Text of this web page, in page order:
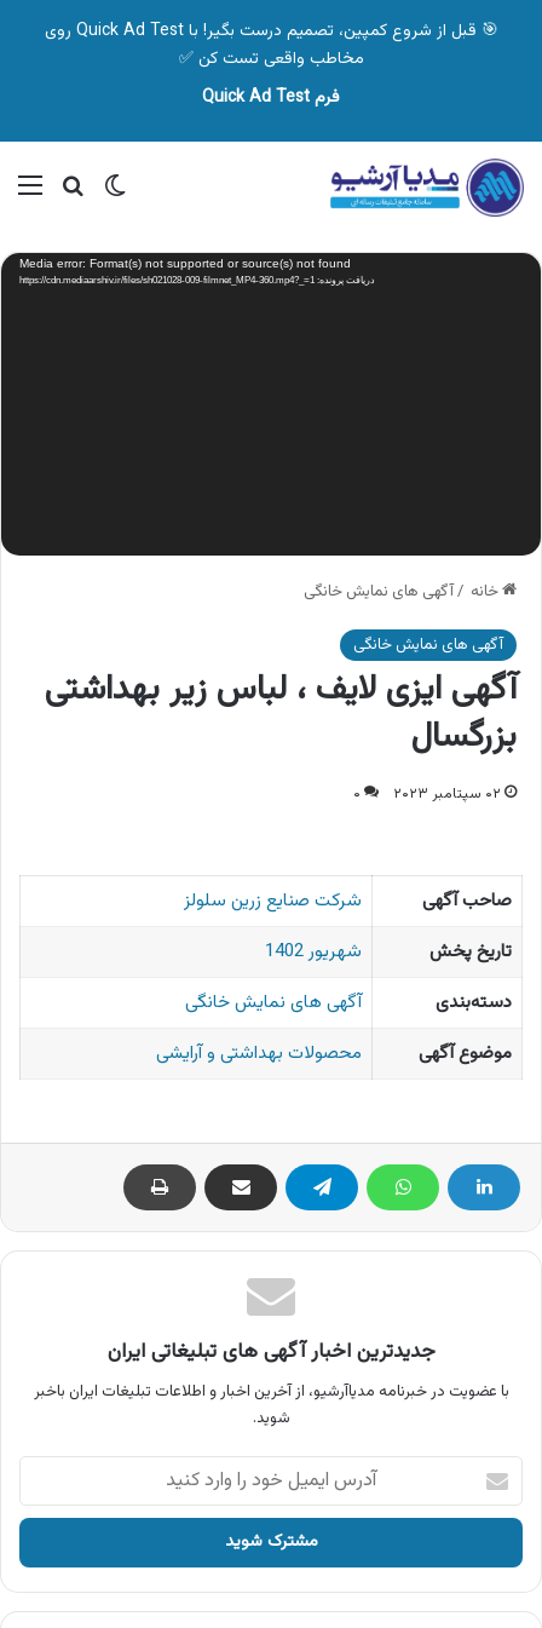
🎯 قبل از شروع کمپین، تصمیم درست بگیر! با Quick Ad Test روی
مخاطب واقعی تست کن ✅
فرم Quick Ad Test
تغییر پوسته
نمایشگر
ویدیو Media error: Format(s) not supported or source(s) not found
دریافت پرونده: https://cdn.mediaarshiv.ir/files/sh021028-009-filmnet_MP4-360.mp4?_=1
خانه /آگهی های نمایش خانگی
آگهی های نمایش خانگی
آگهی ایزی لایف ، لباس زیر بهداشتی
بزرگسال
۰۲ سپتامبر ۲۰۲۳ ۰
صاحب آگهی
شرکت صنایع زرین سلولز
تاریخ پخش
شهریور 1402
دسته‌بندی
آگهی های نمایش خانگی
موضوع آگهی
محصولات بهداشتی و آرایشی
جدیدترین اخبار آگهی های تبلیغاتی ایران
با عضویت در خبرنامه مدیاآرشیو، از آخرین اخبار و اطلاعات تبلیغات ایران باخبر
شوید.
آدرس
ایمیل
خود
وارد
کنید